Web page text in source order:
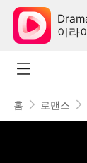
이라
홈 로맨스